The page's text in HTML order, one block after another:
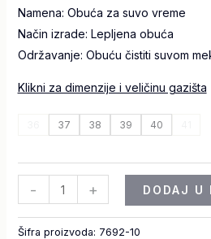
Namena: Obuća za suvo vreme
Način izrade: Lepljena obuća
Održavanje: Obuću čistiti suvom
Klikni za dimenzije i veličinu gazišta
37 38 39 40
- + DODAJ U
Šifra proizvoda: 7692-10